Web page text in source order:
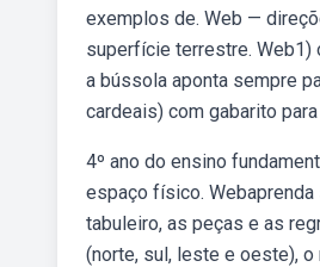
exemplos de. Web —
superfície terrestre. Web1)
a bússola aponta sempre
cardeais) com gabarito
4º ano do ensino
espaço físico.
tabuleiro, as peças e as
(norte, sul, leste e oeste),